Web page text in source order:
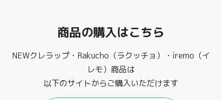
商品の購入はこちら
NEWクレラップ・Rakucho（ラクッチョ）・iremo（イ
レモ）商品は
以下のサイトからご購入いただけます